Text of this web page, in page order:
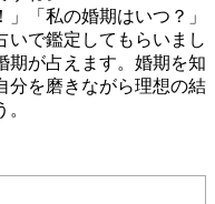
」「私の婚期はいつ？」
いで鑑定してもらいまし
期が占えます。婚期を知
分を磨きながら理想の結